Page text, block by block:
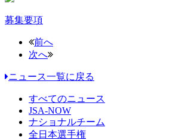
募集要項
前へ
次へ
ニュース一覧に戻る
すべてのニュース
JSA-NOW
ナショナルチーム
全日本選手権